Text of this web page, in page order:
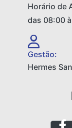
Horário de
das 08:00
Gestão:
Hermes